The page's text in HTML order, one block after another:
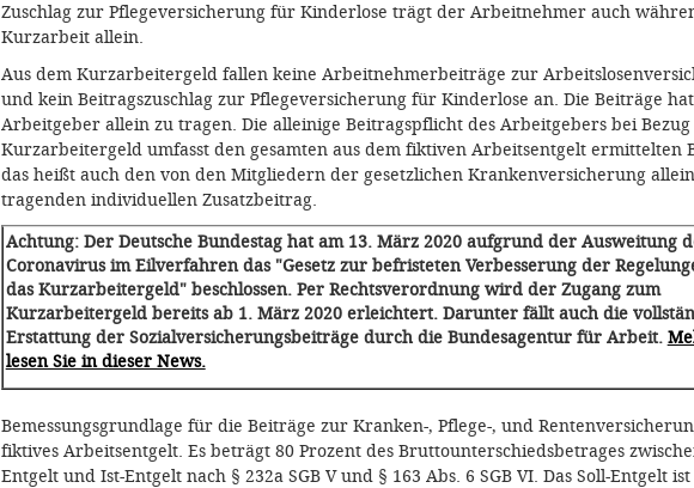
Zuschlag zur Pflegeversicherung für Kinderlose trägt der Arbeitnehmer auch
Kurzarbeit allein.
Aus dem Kurzarbeitergeld fallen keine Arbeitnehmerbeiträge zur
und kein Beitragszuschlag zur Pflegeversicherung für Kinderlose an. Die Beiträge
Arbeitgeber allein zu tragen. Die alleinige Beitragspflicht des Arbeitgebers bei Bezug
Kurzarbeitergeld umfasst den gesamten aus dem fiktiven Arbeitsentgelt ermittelten
das heißt auch den von den Mitgliedern der gesetzlichen Krankenversicherung
tragenden individuellen Zusatzbeitrag.
Achtung: Der Deutsche Bundestag hat am 13. März 2020 aufgrund der Ausweitung
Coronavirus im Eilverfahren das "Gesetz zur befristeten Verbesserung der
das Kurzarbeitergeld" beschlossen. Per Rechtsverordnung wird der Zugang zum
Kurzarbeitergeld bereits ab 1. März 2020 erleichtert. Darunter fällt auch die
Erstattung der Sozialversicherungsbeiträge durch die Bundesagentur für Arbeit.
lesen Sie in dieser News.
Bemessungsgrundlage für die Beiträge zur Kranken-, Pflege-, und
fiktives Arbeitsentgelt. Es beträgt 80 Prozent des Bruttounterschiedsbetrages
Entgelt und Ist-Entgelt nach § 232a SGB V und § 163 Abs. 6 SGB VI. Das Soll-Entgelt